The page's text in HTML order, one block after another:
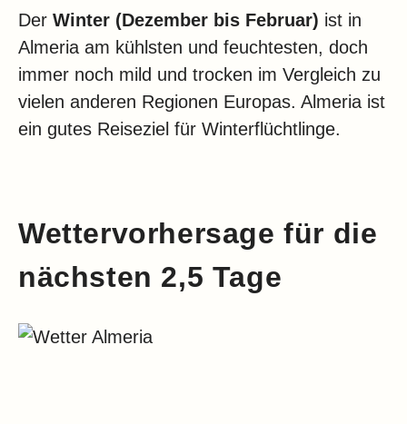
Der Winter (Dezember bis Februar) ist in
Almeria am kühlsten und feuchtesten, doch
immer noch mild und trocken im Vergleich zu
vielen anderen Regionen Europas. Almeria ist
ein gutes Reiseziel für Winterflüchtlinge.
Wettervorhersage für die
nächsten 2,5 Tage